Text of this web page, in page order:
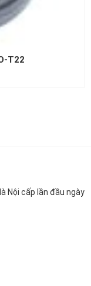
T22
Nội cấp lần đầu ngày